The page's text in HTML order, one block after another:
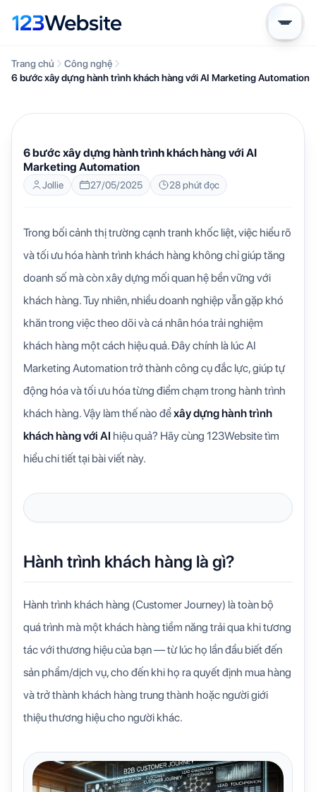
Trang chủ
Công nghệ
6 bước xây dựng hành trình khách hàng với AI Marketing Automation
6 bước xây dựng hành trình khách hàng với AI
Marketing Automation
Jollie 27/05/2025 28 phút đọc
Trong bối cảnh thị trường cạnh tranh khốc liệt, việc hiểu rõ
và tối ưu hóa hành trình khách hàng không chỉ giúp tăng
doanh số mà còn xây dựng mối quan hệ bền vững với
khách hàng. Tuy nhiên, nhiều doanh nghiệp vẫn gặp khó
khăn trong việc theo dõi và cá nhân hóa trải nghiệm
khách hàng một cách hiệu quả. Đây chính là lúc AI
Marketing Automation trở thành công cụ đắc lực, giúp tự
động hóa và tối ưu hóa từng điểm chạm trong hành trình
khách hàng. Vậy làm thế nào đểxây dựng hành trình
khách hàng với AI hiệu quả? Hãy cùng 123Website tìm
hiểu chi tiết tại bài viết này.
Hành trình khách hàng là gì?
Hành trình khách hàng (Customer Journey) là toàn bộ
quá trình mà một khách hàng tiềm năng trải qua khi tương
tác với thương hiệu của bạn — từ lúc họ lần đầu biết đến
sản phẩm/dịch vụ, cho đến khi họ ra quyết định mua hàng
và trở thành khách hàng trung thành hoặc người giới
thiệu thương hiệu cho người khác.